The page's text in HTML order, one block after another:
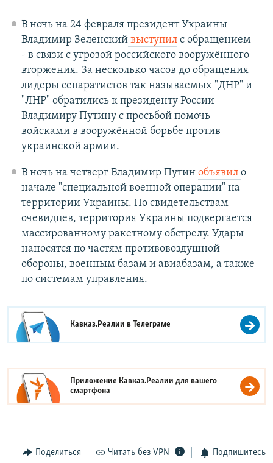
В ночь на 24 февраля президент Украины
Владимир Зеленскийвыступилс обращением
- в связи с угрозой российского вооружённого
вторжения. За несколько часов до обращения
лидеры сепаратистов так называемых "ДНР" и
"ЛНР" обратились к президенту России
Владимиру Путину с просьбой помочь
войсками в вооружённой борьбе против
украинской армии.
В ночь на четверг Владимир Путин объявил о
начале "специальной военной операции" на
территории Украины. По свидетельствам
очевидцев, территория Украины подвергается
массированному ракетному обстрелу. Удары
наносятся по частям противовоздушной
обороны, военным базам и авиабазам, а также
по системам управления.
Кавказ.Реалии вТелеграме
Приложение Кавказ.Реалии для вашего
смартфона
Поделиться Читать без VPN Подпишитесь